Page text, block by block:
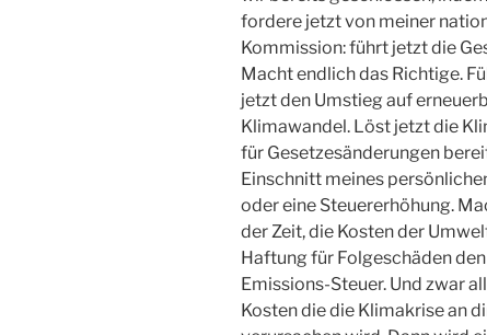
fordere jetzt von meiner
Kommission: führt jetzt die
Macht endlich das Richtige.
jetzt den Umstieg auf
Klimawandel. Löst jetzt die
für Gesetzesänderungen
Einschnitt meines
oder eine Steuererhöhung.
der Zeit, die Kosten der
Haftung für Folgeschäden
Emissions-Steuer. Und zwar
Kosten die die Klimakrise an